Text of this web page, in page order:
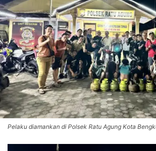
Pelaku diamankan di Polsek Ratu Agung Kota